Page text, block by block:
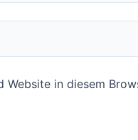
Website in diesem